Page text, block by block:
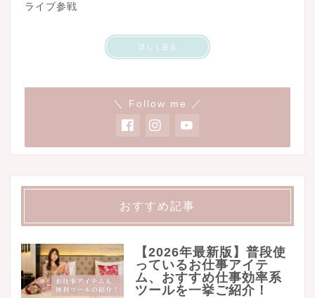
ライブ参戦
詳しく見る
＼ Follow me ／
おすすめ記事
【2026年最新版】普段使
っているお仕事アイテ
ム、おすすめ仕事効率系
ツールを一挙ご紹介！